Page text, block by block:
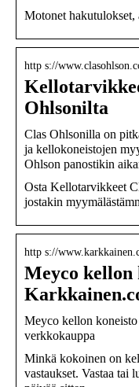
Motonet hakutulokset,
http s://
Ohlsonilta
Clas Ohlsonilla on
ja kellokoneistojen
Ohlson panostikin
Osta Kellotarvikkeet
jostakin
http s://
Meyco kellon
Meyco kellon
verkkokauppa
Minkä kokoinen on
vastaukset. Vastaa tai